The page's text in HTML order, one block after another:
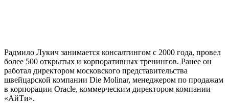
Радмило Лукич занимается консалтингом с 2000 года, провел
более 500 открытых и корпоративных тренингов. Ранее он
работал директором московского представительства
швейцарской компании Die Molinar, менеджером по продажам
в корпорации Oracle, коммерческим директором компании
«АйТи».